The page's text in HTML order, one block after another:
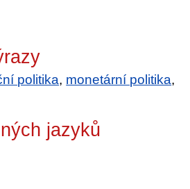
politika, monetární politika,
jazyků